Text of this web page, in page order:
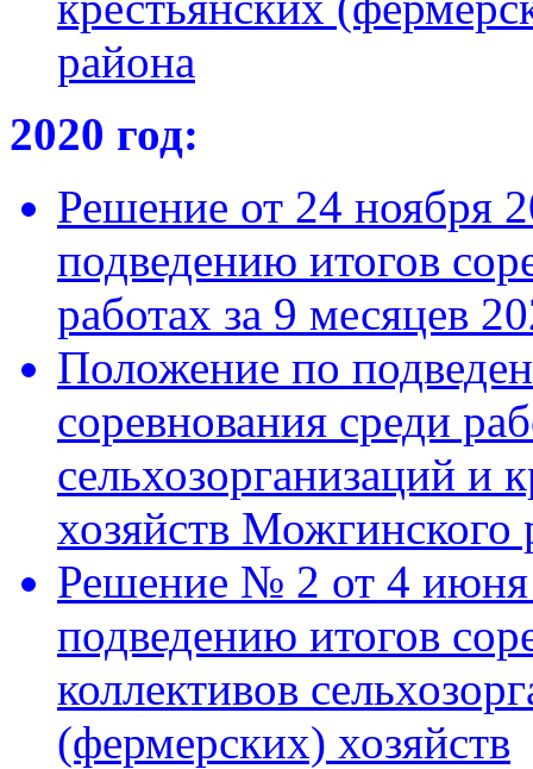
района
2020 год:
Решение от 24 ноября
подведению итогов
работах за 9 месяцев
Положение по
соревнования среди
сельхозорганизаций и
хозяйств Можгинского
Решение № 2 от 4 июня
подведению итогов
коллективов
(фермерских) хозяйств